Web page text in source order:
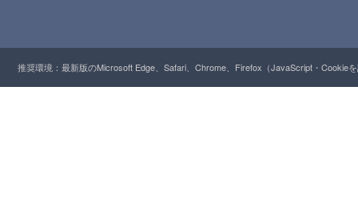
推奨環境：最新版のMicrosoft Edge、Safari、Chrome、Firefox（JavaScript・Cookie